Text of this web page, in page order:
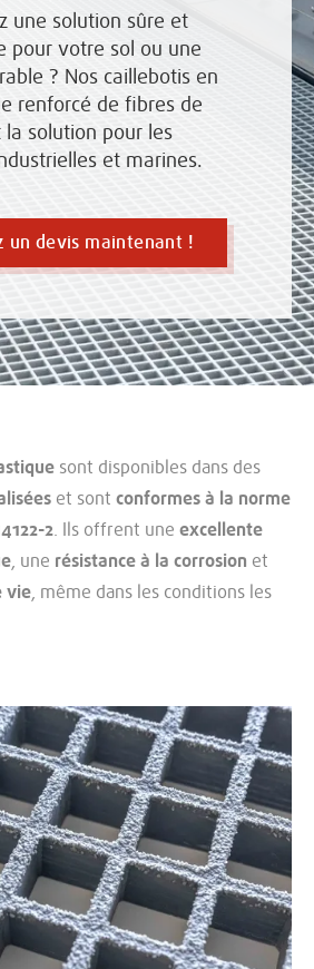
une solution sûre et
pour votre sol ou une
? Nos caillebotis en
renforcé de fibres de
solution pour les
et marines.
un devis maintenant !
sont disponibles dans des
et sont conformes à la norme
2. Ils offrent une excellente
, une résistance à la corrosion et
vie, même dans les conditions les